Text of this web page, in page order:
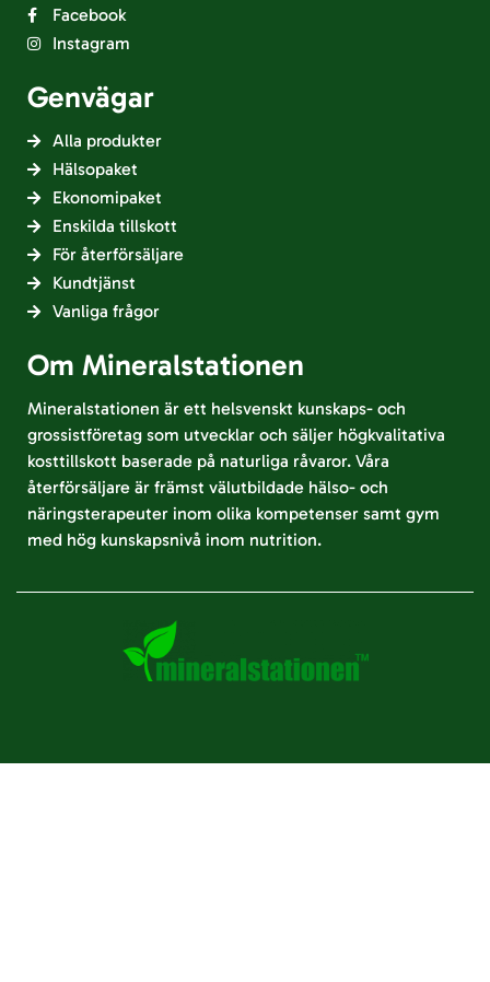
Facebook
Instagram
Genvägar
Alla produkter
Hälsopaket
Ekonomipaket
Enskilda tillskott
För återförsäljare
Kundtjänst
Vanliga frågor
Om Mineralstationen
Mineralstationen är ett helsvenskt kunskaps- och
grossistföretag som utvecklar och säljer högkvalitativa
kosttillskott baserade på naturliga råvaror. Våra
återförsäljare är främst välutbildade hälso- och
näringsterapeuter inom olika kompetenser samt gym
med hög kunskapsnivå inom nutrition.